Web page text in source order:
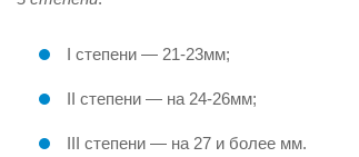
I степени — 21-23мм;
II степени — на 24-26мм;
III степени — на 27 и более мм.